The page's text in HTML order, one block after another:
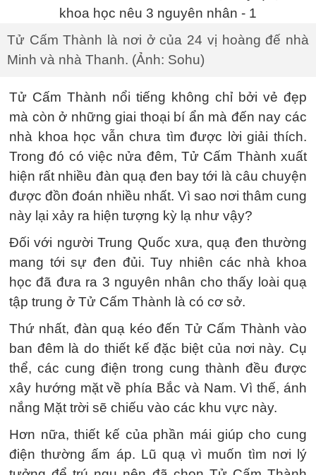
Tử Cấm Thành là nơi ở của 24 vị hoàng đế nhà
Minh và nhà Thanh. (Ảnh: Sohu)
Tử Cấm Thành nổi tiếng không chỉ bởi vẻ đẹp
mà còn ở những giai thoại bí ẩn mà đến nay các
nhà khoa học vẫn chưa tìm được lời giải thích.
Trong đó có việc nửa đêm, Tử Cấm Thành xuất
hiện rất nhiều đàn quạ đen bay tới là câu chuyện
được đồn đoán nhiều nhất. Vì sao nơi thâm cung
này lại xảy ra hiện tượng kỳ lạ như vậy?
Đối với người Trung Quốc xưa, quạ đen thường
mang tới sự đen đủi. Tuy nhiên các nhà khoa
học đã đưa ra 3 nguyên nhân cho thấy loài quạ
tập trung ở Tử Cấm Thành là có cơ sở.
Thứ nhất, đàn quạ kéo đến Tử Cấm Thành vào
ban đêm là do thiết kế đặc biệt của nơi này. Cụ
thể, các cung điện trong cung thành đều được
xây hướng mặt về phía Bắc và Nam. Vì thế, ánh
nắng Mặt trời sẽ chiếu vào các khu vực này.
Hơn nữa, thiết kế của phần mái giúp cho cung
điện thường ấm áp. Lũ quạ vì muốn tìm nơi lý